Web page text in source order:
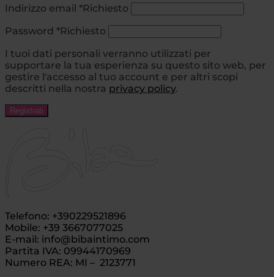
Indirizzo email *Richiesto
Password *Richiesto
I tuoi dati personali verranno utilizzati per
supportare la tua esperienza su questo sito web, per
gestire l'accesso al tuo account e per altri scopi
descritti nella nostra privacy policy.
Registrati
Telefono: +390229521896
Mobile: +39 3667077025
E-mail: info@bibaintimo.com
Partita IVA: 09944170969
Numero REA: MI – 2123771